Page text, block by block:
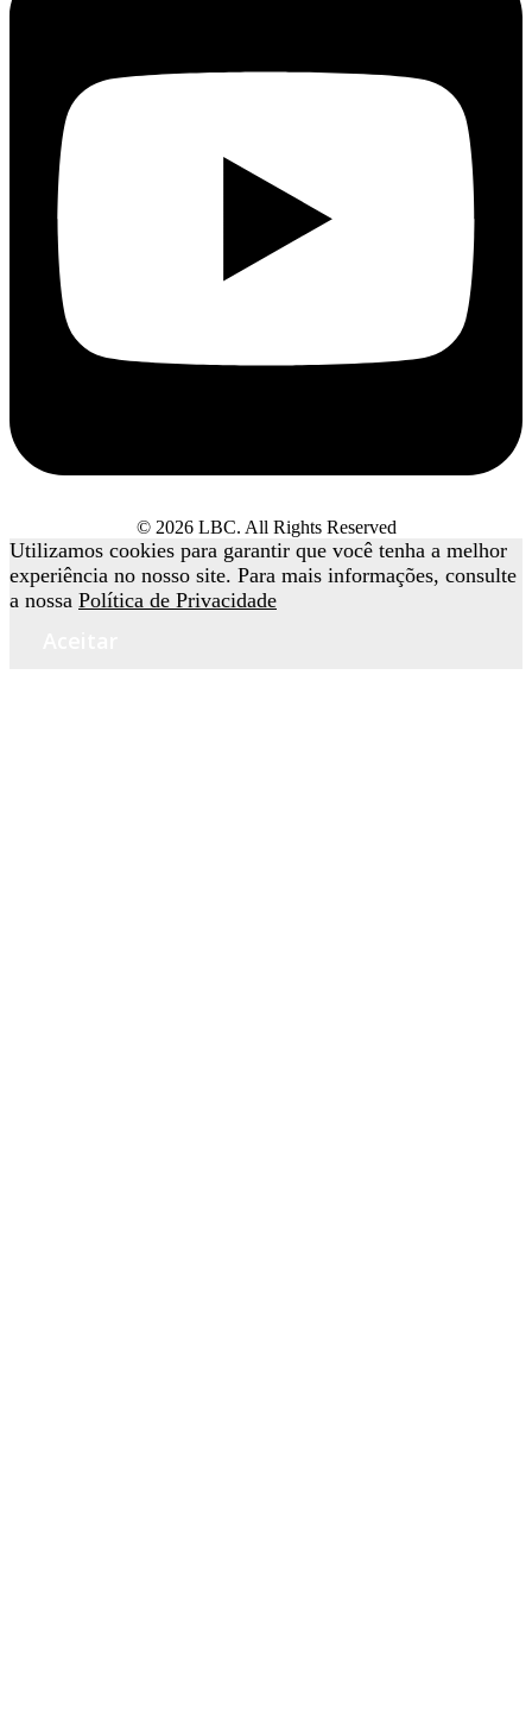
© 2026 LBC. All Rights Reserved
Utilizamos cookies para garantir que você tenha a melhor
experiência no nosso site. Para mais informações, consulte
a nossa Política de Privacidade